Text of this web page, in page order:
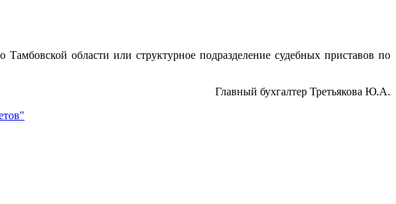
области или структурное подразделение судебных приставов по
Главный бухгалтер Третьякова Ю.А.